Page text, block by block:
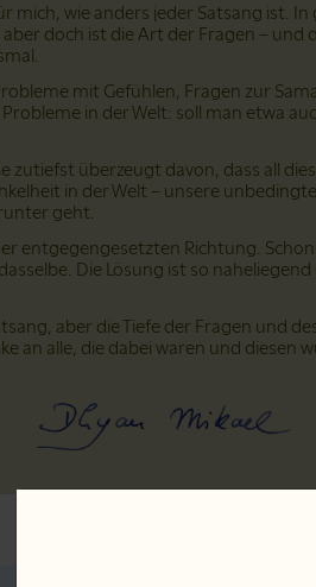
mich, wie anders jeder Satsang ist. In
doch ist die Art der Fragen – und
mit Gefühlen, Fragen zur
in der Welt: soll man etwa
zutiefst überzeugt davon, dass all
in der Welt – unsere
geht.
entgegengesetzten Richtung.
Die Lösung ist so
aber die Tiefe der Fragen und
an alle, die dabei waren und diesen